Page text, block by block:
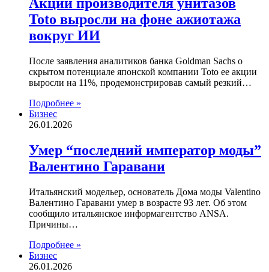
Toto выросли на фоне ажиотажа
вокруг ИИ
После заявления аналитиков банка Goldman Sachs о
скрытом потенциале японской компании Toto ее акции
выросли на 11%, продемонстрировав самый резкий…
Подробнее »
Бизнес
26.01.2026
Умер “последний император моды”
Валентино Гаравани
Итальянский модельер, основатель Дома моды Valentino
Валентино Гаравани умер в возрасте 93 лет. Об этом
сообщило итальянское информагентство ANSA.
Причины…
Подробнее »
Бизнес
26.01.2026